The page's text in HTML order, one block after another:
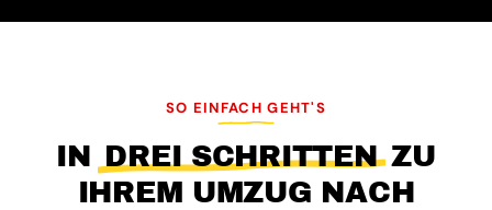
SO EINFACH GEHT'S
IN DREI SCHRITTENZU
IHREM UMZUG NACH